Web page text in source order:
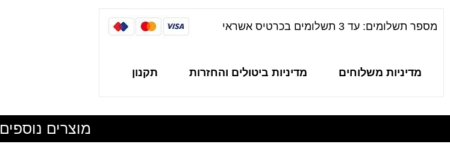
מספר תשלומים: עד 3 תשלומים בכרטיס אשראי
מדיניות משלוחים מדיניות ביטולים והחזרות תקנון
מוצרים נוספים